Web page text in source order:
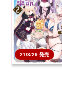
21/3/29 発売